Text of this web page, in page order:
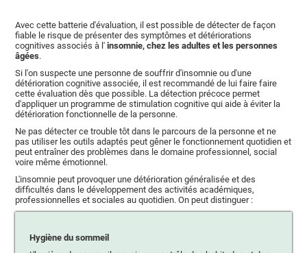
Avec cette batterie d'évaluation, il est possible de détecter de façon
fiable le risque de présenter des symptômes et détériorations
cognitives associés à l'insomnie, chez les adultes et les personnes
âgées.
Si l'on suspecte une personne de souffrir d'insomnie ou d'une
détérioration cognitive associée, il est recommandé de lui faire faire
cette évaluation dès que possible. La détection précoce permet
d'appliquer un programme de stimulation cognitive qui aide à éviter la
détérioration fonctionnelle de la personne.
Ne pas détecter ce trouble tôt dans le parcours de la personne et ne
pas utiliser les outils adaptés peut gêner le fonctionnement quotidien et
peut entraîner des problèmes dans le domaine professionnel, social
voire même émotionnel.
L'insomnie peut provoquer une détérioration généralisée et des
difficultés dans le développement des activités académiques,
professionnelles et sociales au quotidien. On peut distinguer :
Hygiène du sommeil